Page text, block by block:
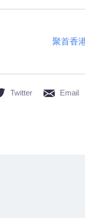
聚首香
Twitter Email